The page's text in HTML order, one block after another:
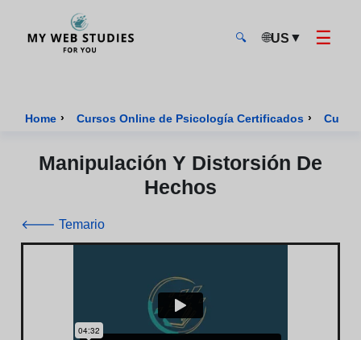
🔍 🌐US ▼ ☰
Home › Cursos Online de Psicología Certificados › Curso
Manipulación Y Distorsión De
Hechos
🡐 Temario